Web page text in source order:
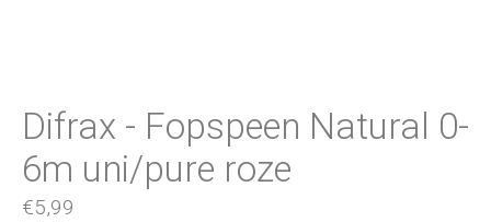
Difrax - Fopspeen Natural 0-
6m uni/pure roze
€5,99